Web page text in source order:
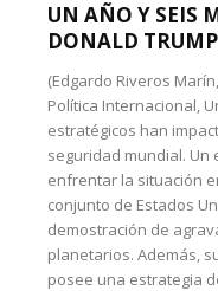
UN AÑO Y SEIS
DONALD TRUMP
(Edgardo Riveros
Política Internacional,
estratégicos han
seguridad mundial. Un
enfrentar la situación
conjunto de Estados
demostración de
planetarios. Además,
posee una estrategia